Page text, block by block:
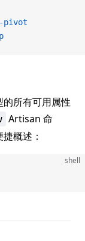
pivot
所有可用属性
Artisan 命
概述：
shell